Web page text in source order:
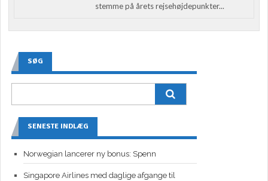
stemme på årets rejsehøjdepunkter...
SØG
SENESTE INDLÆG
Norwegian lancerer ny bonus: Spenn
Singapore Airlines med daglige afgange til